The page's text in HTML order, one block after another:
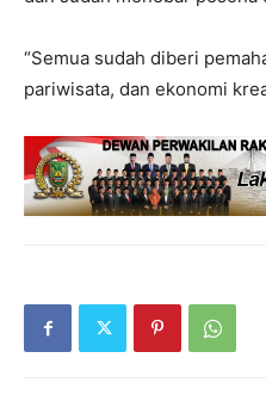
“Semua sudah diberi
pariwisata, dan ekonomi